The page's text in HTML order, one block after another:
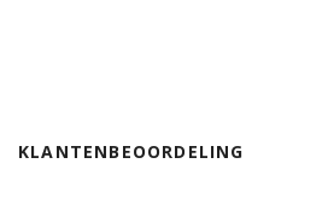
KLANTENBEOORDELING